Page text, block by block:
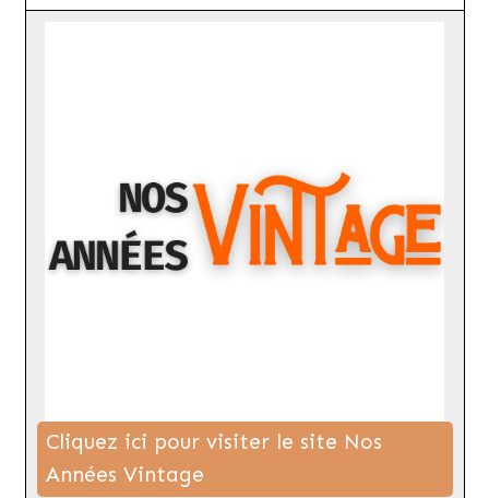
Cliquez ici pour visiter le site Nos
Années Vintage